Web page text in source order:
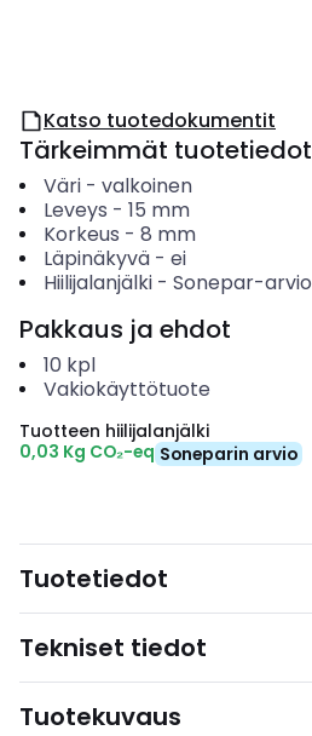
Katso tuotedokumentit
Tärkeimmät tuotetiedot
Väri- valkoinen
Leveys - 15 mm
Korkeus - 8 mm
Läpinäkyvä- ei
Hiilijalanjälki- Sonepar-arvio
Pakkaus ja ehdot
10 kpl
Vakiokäyttötuote
Tuotteen hiilijalanjälki
0,03 Kg CO₂-eq Soneparin arvio
Tuotetiedot
Tekniset tiedot
Tuotekuvaus